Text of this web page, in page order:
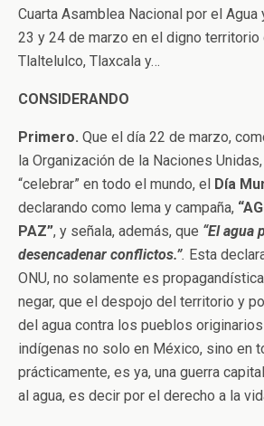
Cuarta Asamblea Nacional por el Agua
23 y 24 de marzo en el digno territorio
Tlaltelulco, Tlaxcala y…
CONSIDERANDO
Primero. Que el día 22 de marzo,
la Organización de la Naciones
“celebrar” en todo el mundo, el Día
declarando como lema y campaña,
PAZ”, y señala, además, que “El agua
desencadenar conflictos.”. Esta
ONU, no solamente es
negar, que el despojo del territorio y
del agua contra los pueblos
indígenas no solo en México, sino en
prácticamente, es ya, una guerra
al agua, es decir por el derecho a la